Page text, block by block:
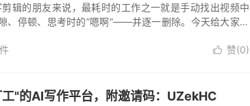
辑的朋友来说，最耗时的工作之一就是手动找出视频中
、停顿、思考时的”嗯啊”——并逐一删除。今天给大家介
 赞(0)
"的AI写作平台，附邀请码：UZekHC